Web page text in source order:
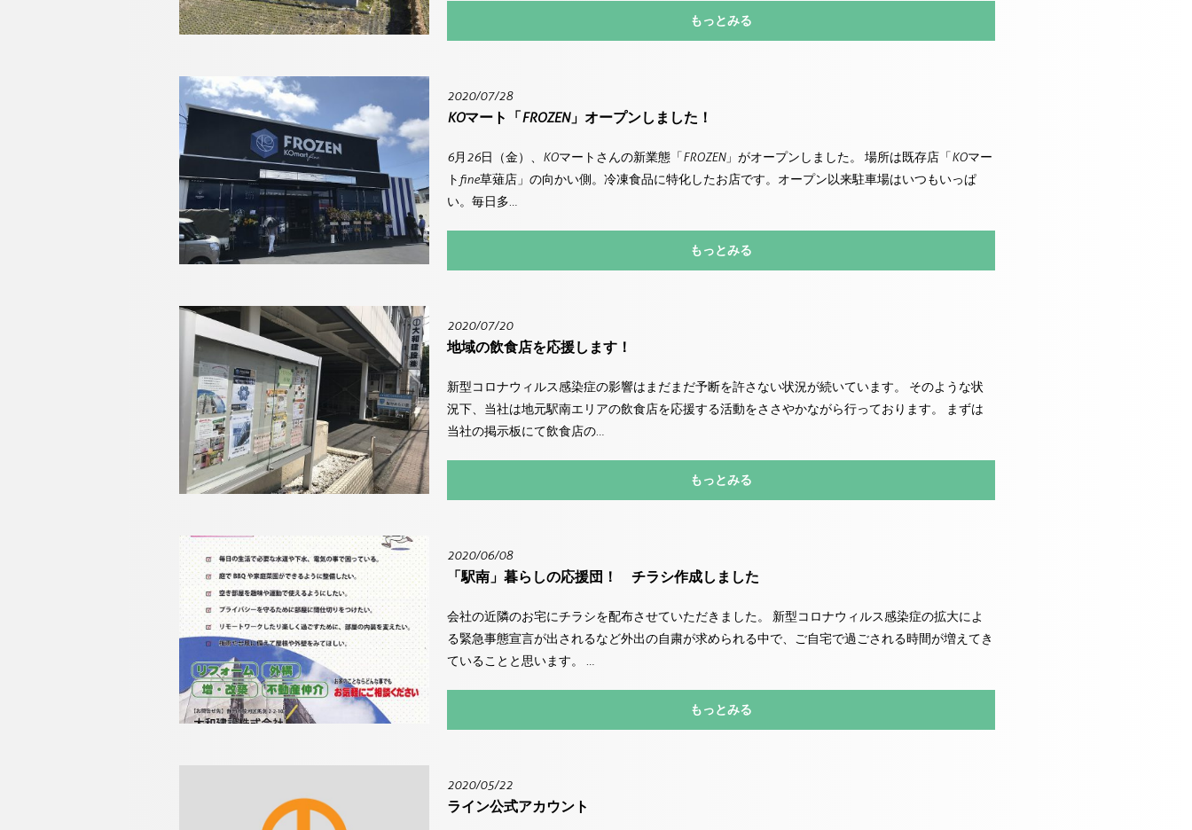
もっとみる
2020/07/28
KOマート「FROZEN」オープンしました！
6月26日（金）、KOマートさんの新業態「FROZEN」がオープンしました。 場所は既存店「KOマー
トfine草薙店」の向かい側。冷凍食品に特化したお店です。オープン以来駐車場はいつもいっぱ
い。毎日多…
もっとみる
2020/07/20
地域の飲食店を応援します！
新型コロナウィルス感染症の影響はまだまだ予断を許さない状況が続いています。 そのような状
況下、当社は地元駅南エリアの飲食店を応援する活動をささやかながら行っております。 まずは
当社の掲示板にて飲食店の…
もっとみる
2020/06/08
「駅南」暮らしの応援団！ チラシ作成しました
会社の近隣のお宅にチラシを配布させていただきました。 新型コロナウィルス感染症の拡大によ
る緊急事態宣言が出されるなど外出の自粛が求められる中で、ご自宅で過ごされる時間が増えてき
ていることと思います。 …
もっとみる
2020/05/22
ライン公式アカウント